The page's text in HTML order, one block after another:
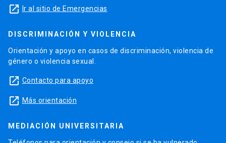
launch Ir al sitio de Emergencias
DISCRIMINACIÓN Y VIOLENCIA
Orientación y apoyo en casos de discriminación, violencia de
género o violencia sexual.
launch Contacto para apoyo
launch Más orientación
MEDIACIÓN UNIVERSITARIA